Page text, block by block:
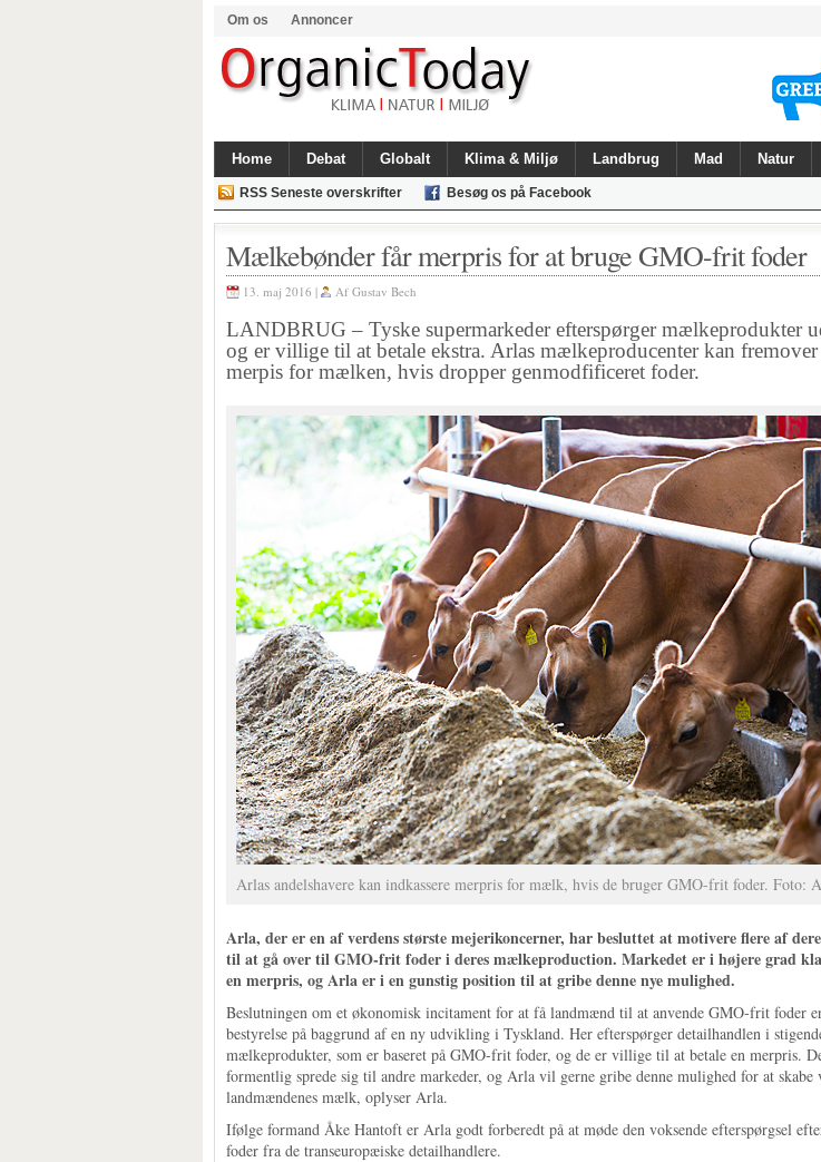
Om os Annoncer
Home Debat Globalt Klima & Miljø Landbrug Mad Natur
RSS Seneste overskrifter Besøg os på Facebook
Mælkebønder får merpris for at bruge GMO-frit foder
13. maj 2016 | Af Gustav Bech
LANDBRUG – Tyske supermarkeder efterspørger mælkeprodukter
og er villige til at betale ekstra. Arlas mælkeproducenter kan fremover
merpis for mælken, hvis dropper genmodfificeret foder.
Arlas andelshavere kan indkassere merpris for mælk, hvis de bruger GMO-frit foder. Foto:
Arla, der er en af verdens største mejerikoncerner, har besluttet at motivere flere af
til at gå over til GMO-frit foder i deres mælkeproduction. Markedet er i højere grad
en merpris, og Arla er i en gunstig position til at gribe denne nye mulighed.
Beslutningen om et økonomisk incitament for at få landmænd til at anvende GMO-frit foder
bestyrelse på baggrund af en ny udvikling i Tyskland. Her efterspørger detailhandlen i
mælkeprodukter, som er baseret på GMO-frit foder, og de er villige til at betale en merpris.
formentlig sprede sig til andre markeder, og Arla vil gerne gribe denne mulighed for at
landmændenes mælk, oplyser Arla.
Ifølge formand Åke Hantoft er Arla godt forberedt på at møde den voksende efterspørgsel
foder fra de transeuropæiske detailhandlere.